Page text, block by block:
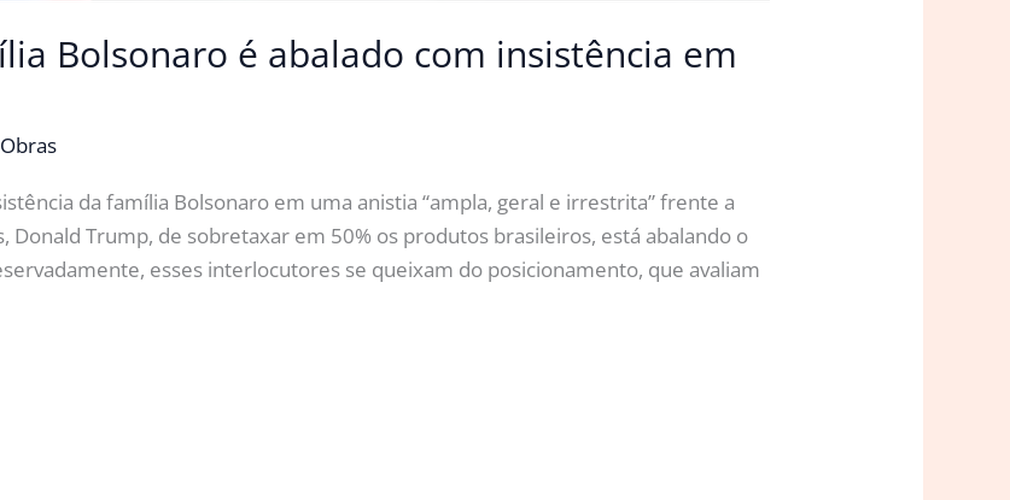
Bolsonaro é abalado com insistência em
da família Bolsonaro em uma anistia “ampla, geral e irrestrita” frente a
Donald Trump, de sobretaxar em 50% os produtos brasileiros, está abalando o
esses interlocutores se queixam do posicionamento, que avaliam